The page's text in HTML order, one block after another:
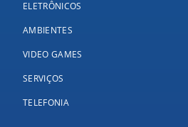
ELETRÔNICOS
AMBIENTES
VIDEO GAMES
SERVIÇOS
TELEFONIA